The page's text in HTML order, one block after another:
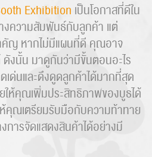
Exhibition เป็นโอกาสที่ดีใน
งความสัมพันธ์กับลูกค้า แต่
คัญ หากไม่มีแผนที่ดี คุณอาจ
งนั้น มาดูกันว่ามีขั้นตอนอะไร
ด่นและดึงดูดลูกค้าได้มากที่สุด
ให้คุณเพิ่มประสิทธิภาพของบูธได้
คุณเตรียมรับมือกับความท้าทาย
การจัดแสดงสินค้าได้อย่างมี